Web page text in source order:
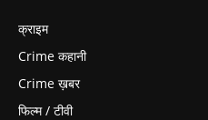
क्राइम
Crime कहानी
Crime ख़बर
फिल्म / टीवी